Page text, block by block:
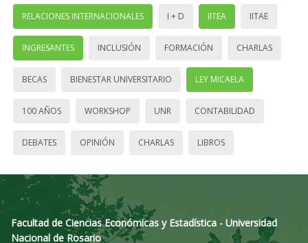
RELACIONES INTERNACIONALES I + D IITEA IITAE
INGRESANTES INCLUSIÓN FORMACIÓN CHARLAS
BECAS BIENESTAR UNIVERSITARIO LEY MICAELA
100 AÑOS WORKSHOP UNR CONTABILIDAD
DEBATES OPINIÓN CHARLAS LIBROS
Facultad de Ciencias Económicas y Estadística - Universidad
Nacional de Rosario